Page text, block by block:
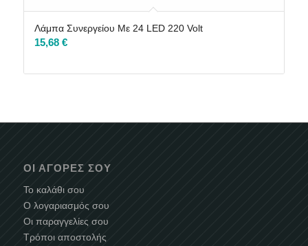
Λάμπα Συνεργείου Με 24 LED 220 Volt
15,68 €
ΟΙ ΑΓΟΡΈΣ ΣΟΥ
Το καλάθι σου
Ο λογαριασμός σου
Οι παραγγελίες σου
Τρόποι αποστολής